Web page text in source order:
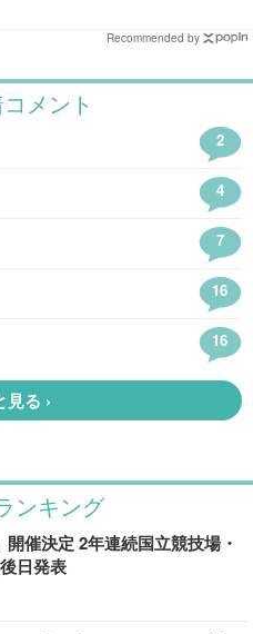
Recommended by
ンキング
開催決定 2年連続国立競技場・
日発表